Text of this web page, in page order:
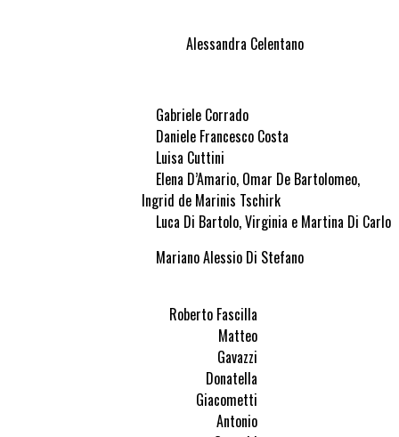
Alessandra Celentano
Gabriele Corrado
Daniele Francesco Costa
Luisa Cuttini
Elena D’Amario, Omar De Bartolomeo,
Ingrid de Marinis Tschirk
Luca Di Bartolo, Virginia e Martina Di Carlo
Mariano Alessio Di Stefano
Roberto Fascilla
Matteo
Gavazzi
Donatella
Giacometti
Antonio